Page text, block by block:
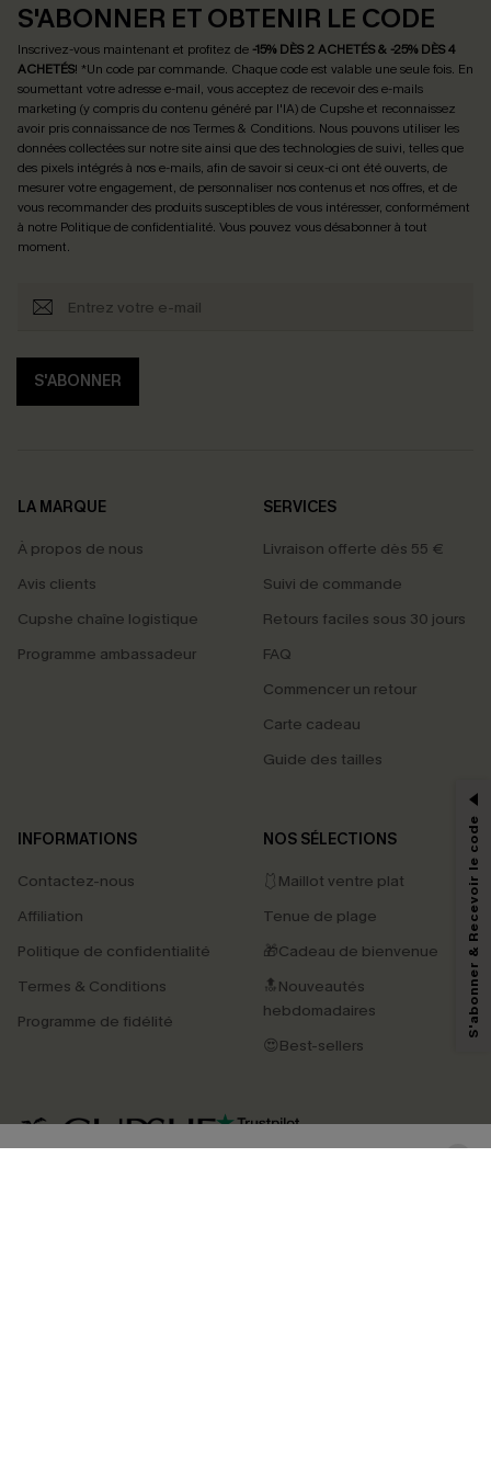
S'ABONNER ET OBTENIR LE CODE
Inscrivez-vous maintenant et profitez de -15% DÈS 2 ACHETÉS & -25% DÈS 4
ACHETÉS! *Un code par commande. Chaque code est valable une seule fois. En
soumettant votre adresse e-mail, vous acceptez de recevoir des e-mails
marketing (y compris du contenu généré par l'IA) de Cupshe et reconnaissez
avoir pris connaissance de nosTermes & Conditions. Nous pouvons utiliser les
données collectées sur notre site ainsi que des technologies de suivi, telles que
des pixels intégrés à nos e-mails, afin de savoir si ceux-ci ont été ouverts, de
mesurer votre engagement, de personnaliser nos contenus et nos offres, et de
vous recommander des produits susceptibles de vous intéresser, conformément
à notre Politique de confidentialité. Vous pouvez vous désabonner à tout
moment.
S'ABONNER
LA MARQUE
À propos de nous
Avis clients
Cupshe chaîne logistique
Programme ambassadeur
SERVICES
Livraison offerte dès 55 €
Suivi de commande
Retours faciles sous 30 jours
FAQ
Commencer un retour
Carte cadeau
Guide des tailles
INFORMATIONS
Contactez-nous
Affiliation
Politique de confidentialité
Termes & Conditions
Programme de fidélité
NOS SÉLECTIONS
🩱Maillot ventre plat
Tenue de plage
🎁Cadeau de bienvenue
🔝Nouveautés
hebdomadaires
😍Best-sellers
4.4
PROFITEZ DE -15%
marketing (y compris du contenu généré par l'IA) de Cupshe et
pouvons utiliser les données collectées sur notre site ainsi que des
savoir si ceux-ci ont été ouverts, de mesurer votre engagement, de
personnaliser nos contenus et nos offres, et de vous recommander des
produits susceptibles de vous intéresser, conformément à notre
Politique de
. Vous pouvez vous désabonner à tout moment.
S'abonner & Recevoir le code